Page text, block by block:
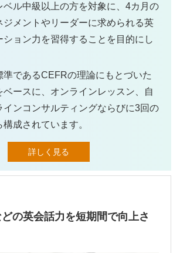
ベル中級以上の方を対象に、4カ月の
ジメントやリーダーに求められる英
ション力を習得することを目的にし
準であるCEFRの理論にもとづいた
ベースに、オンラインレッスン、自
インコンサルティングならびに3回の
成されています。
詳しく見る
の英会話力を短期間で向上さ